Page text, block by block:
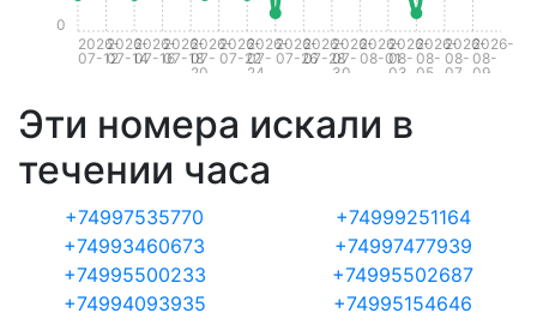
2026-
07-12
2026-
07-14
2026-
07-16
2026-
07-18
2026-
07-
20
2026-
07-22
2026-
07-
24
2026-
07-26
2026-
07-28
2026-
07-
30
2026-
08-01
2026-
08-
03
2026-
08-
05
2026-
08-
07
2026-
08-
09
0
Эти номера искали в
течении часа
+74997535770
+74999251164
+74993460673
+74997477939
+74995500233
+74995502687
+74994093935
+74995154646